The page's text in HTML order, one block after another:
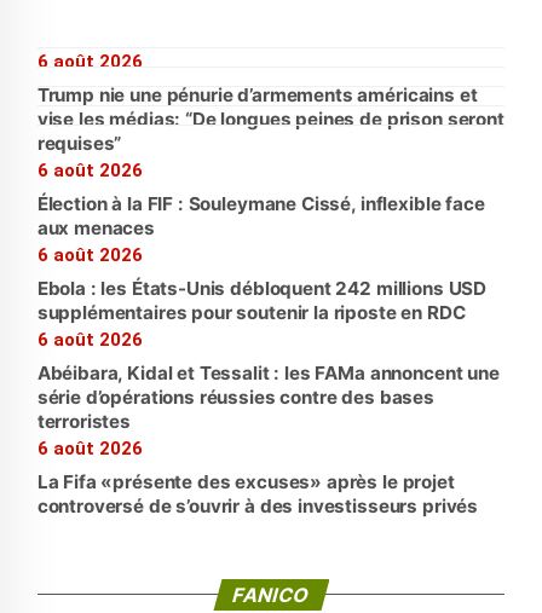
6 août 2026
Trump nie une pénurie d’armements américains et
vise les médias: “De longues peines de prison seront
requises”
6 août 2026
Élection à la FIF : Souleymane Cissé, inflexible face
aux menaces
6 août 2026
Ebola : les États-Unis débloquent 242 millions USD
supplémentaires pour soutenir la riposte en RDC
6 août 2026
Abéibara, Kidal et Tessalit : les FAMa annoncent une
série d’opérations réussies contre des bases
terroristes
6 août 2026
La Fifa «présente des excuses» après le projet
controversé de s’ouvrir à des investisseurs privés
FANICO